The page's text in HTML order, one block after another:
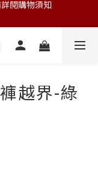
越界-綠